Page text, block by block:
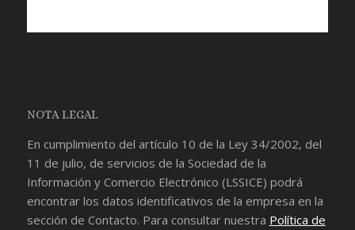
NOTA LEGAL
En cumplimiento del artículo 10 de la Ley 34/2002, del
11 de julio, de servicios de la Sociedad de la
Información y Comercio Electrónico (LSSICE) podrá
encontrar los datos identificativos de la empresa en la
sección de Contacto. Para consultar nuestra Política de